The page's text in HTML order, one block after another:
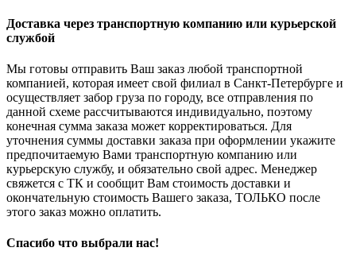
Доставка через транспортную компанию или курьерской
службой
Мы готовы отправить Ваш заказ любой транспортной
компанией, которая имеет свой филиал в Санкт-Петербурге и
осуществляет забор груза по городу, все отправления по
данной схеме рассчитываются индивидуально, поэтому
конечная сумма заказа может корректироваться. Для
уточнения суммы доставки заказа при оформлении укажите
предпочитаемую Вами транспортную компанию или
курьерскую службу, и обязательно свой адрес. Менеджер
свяжется с ТК и сообщит Вам стоимость доставки и
окончательную стоимость Вашего заказа, ТОЛЬКО после
этого заказ можно оплатить.
Спасибо что выбрали нас!